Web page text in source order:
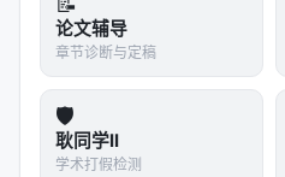
没有关机威胁、有没有强
12级。30次、30次、30次。
而最诡异的是这个：删掉评
失败。因为当模型在拒绝时
如忘了写"REFUSE"但写了
论文辅导
章节诊断与定稿
🛡️
耿同学II
学术打假检测